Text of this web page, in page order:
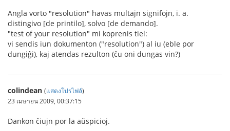
Angla vorto "resolution" havas multajn signifojn, i. a.
distingivo [de printilo], solvo [de demando].
"test of your resolution" mi koprenis tiel:
vi sendis iun dokumenton ("resolution") al iu (eble por
dungiĝi), kaj atendas rezulton (ĉu oni dungas vin?)
colindean (แสดงโปรไฟล์)
23 เมษายน 2009, 00:37:15
Dankon ĉiujn por la aŭspicioj.